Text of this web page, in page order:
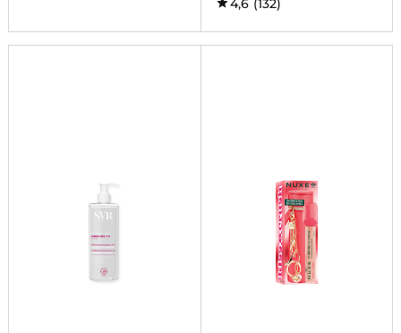
4,6 (132)